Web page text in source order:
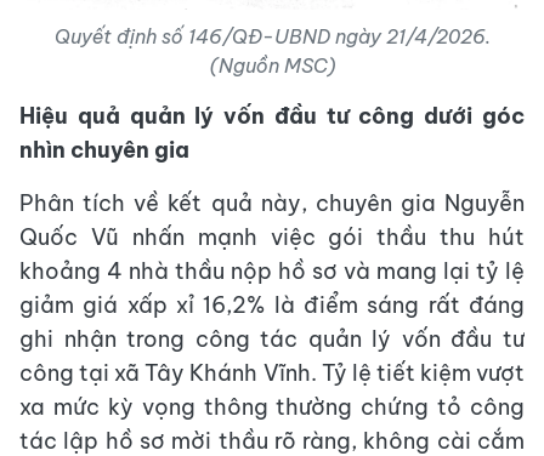
Quyết định số 146/QĐ-UBND ngày 21/4/2026.
(Nguồn MSC)
Hiệu quả quản lý vốn đầu tư công dưới góc
nhìn chuyên gia
Phân tích về kết quả này, chuyên gia Nguyễn
Quốc Vũ nhấn mạnh việc gói thầu thu hút
khoảng 4 nhà thầu nộp hồ sơ và mang lại tỷ lệ
giảm giá xấp xỉ 16,2% là điểm sáng rất đáng
ghi nhận trong công tác quản lý vốn đầu tư
công tại xã Tây Khánh Vĩnh. Tỷ lệ tiết kiệm vượt
xa mức kỳ vọng thông thường chứng tỏ công
tác lập hồ sơ mời thầu rõ ràng, không cài cắm